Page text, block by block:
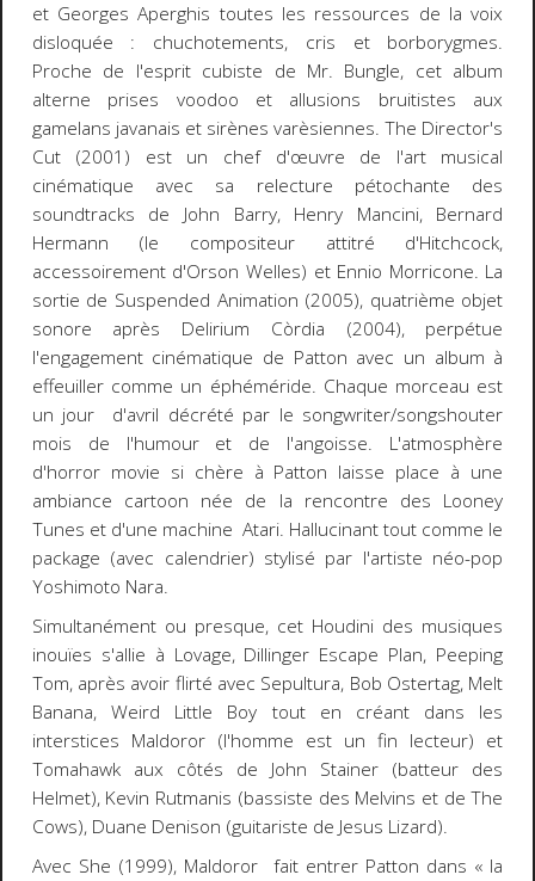
et Georges Aperghis toutes les ressources de la voix
disloquée : chuchotements, cris et borborygmes.
Proche de l'esprit cubiste de Mr. Bungle, cet album
alterne prises voodoo et allusions bruitistes aux
gamelans javanais et sirènes varèsiennes.The Director's
Cut(2001) est un chef d'œuvre de l'art musical
cinématique avec sa relecture pétochante des
soundtracks de John Barry, Henry Mancini, Bernard
Hermann (le compositeur attitré d'Hitchcock,
accessoirement d'Orson Welles) et Ennio Morricone. La
sortie de Suspended Animation (2005), quatrième objet
sonore après Delirium Còrdia (2004), perpétue
l'engagement cinématique de Patton avec un album à
effeuiller comme un éphéméride. Chaque morceau est
un jour d'avril décrété par le songwriter/songshouter
mois de l'humour et de l'angoisse. L'atmosphère
d'horror movie si chère à Patton laisse place à une
ambiance cartoon née de la rencontre des Looney
Tunes et d'une machine Atari. Hallucinant tout comme le
package (avec calendrier) stylisé par l'artiste néo-pop
Yoshimoto Nara.
Simultanément ou presque, cet Houdini des musiques
inouïes s'allie à Lovage, Dillinger Escape Plan, Peeping
Tom, après avoir flirté avec Sepultura, Bob Ostertag, Melt
Banana, Weird Little Boy tout en créant dans les
interstices Maldoror (l'homme est un fin lecteur) et
Tomahawk aux côtés de John Stainer (batteur des
Helmet), Kevin Rutmanis (bassiste des Melvins et de The
Cows), Duane Denison (guitariste de Jesus Lizard).
Avec She (1999), Maldoror fait entrer Patton dans « la